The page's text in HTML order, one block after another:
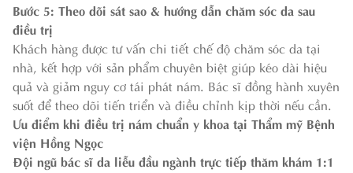
Bước 5: Theo dõi sát sao & hướng dẫn chăm sóc da sau
điều trị
Khách hàng được tư vấn chi tiết chế độ chăm sóc da tại
nhà, kết hợp với sản phẩm chuyên biệt giúp kéo dài hiệu
quả và giảm nguy cơ tái phát nám. Bác sĩ đồng hành xuyên
suốt để theo dõi tiến triển và điều chỉnh kịp thời nếu cần.
Ưu điểm khi điều trị nám chuẩn y khoa tại Thẩm mỹ Bệnh
viện Hồng Ngọc
Đội ngũ bác sĩ da liễu đầu ngành trực tiếp thăm khám 1:1